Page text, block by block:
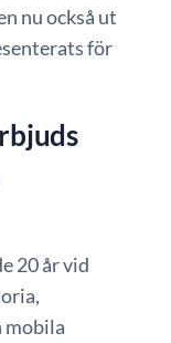
nu också ut
för
20 år vid
mobila